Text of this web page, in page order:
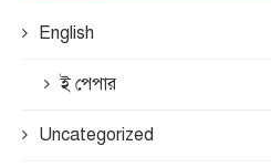
English
ই পেপার
Uncategorized